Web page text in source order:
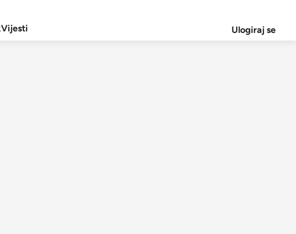
Vijesti Ulogiraj se